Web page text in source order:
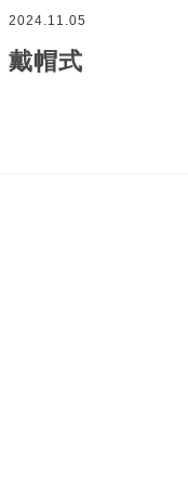
2024.11.05
戴帽式